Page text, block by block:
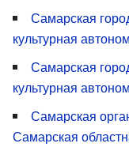
Самарская
культурная
Самарская
культурная
Самарская
Самарская